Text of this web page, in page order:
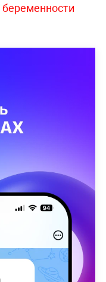
беременности